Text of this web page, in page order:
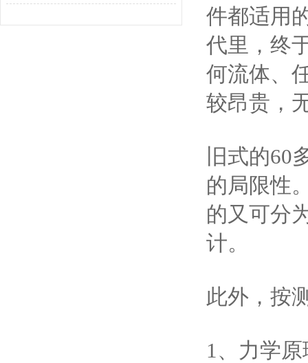
件都适用
代里，终
何流体、
较昂贵，
旧式的60
的局限性
的又可分
计。
此外，按
1、力学